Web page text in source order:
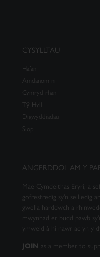
CYSYLLTAU
Hafan
Amdanom ni
Cymryd rhan
Tŷ Hyll
Digwyddiadau
Siop
ANGERDDOL AM Y
Mae Cymdeithas Eryri, a
gofrestredig sy’n seiliedig
gwella harddwch a
mwynhad er budd pawb
ymweld â hi nawr ac yn y
JOIN as a member to